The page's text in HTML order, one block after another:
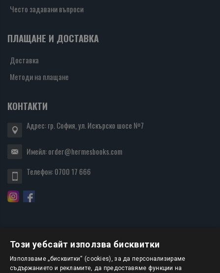
Често задавани въпроси
ПЛАЩАНЕ И ДОСТАВКА
Доставка
Методи на плащане
КОНТАКТИ
Адрес: гр. София, ул. Искърско шосе №7
Имейл:order@hermesbooks.com
Телефон:0700 17 666
БЮЛЕТИН
Този уебсайт използва бисквитки
Използваме „бисквитки“ (cookies), за да персонализираме
съдържанието и рекламите, да предоставяме функции на